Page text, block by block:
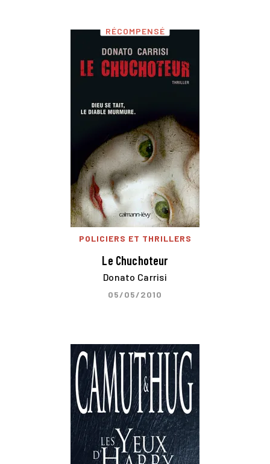
RÉCOMPENSÉ
POLICIERS ET THRILLERS
Le Chuchoteur
Donato Carrisi
05/05/2010